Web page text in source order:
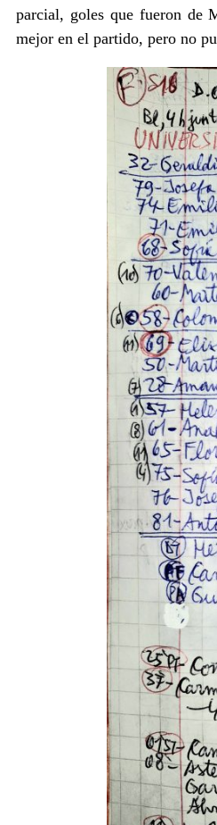
parcial, goles que fueron de
mejor en el partido, pero no